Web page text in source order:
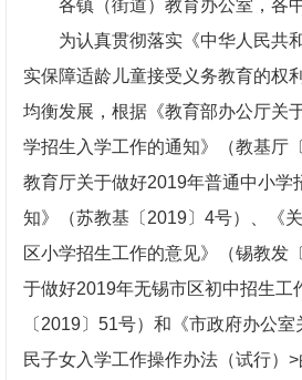
各镇（街道）教育办公室，各
为认真贯彻落实《中华人民共
实保障适龄儿童接受义务教育的权
均衡发展，根据《教育部办公厅关
学招生入学工作的通知》（教基厅
教育厅关于做好2019年普通中小学
知》（苏教基〔2019〕4号）、《
区小学招生工作的意见》（锡教发
于做好2019年无锡市区初中招生工
〔2019〕51号）和《市政府办公
民子女入学工作操作办法（试行）